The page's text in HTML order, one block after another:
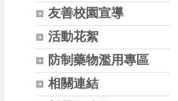
友善校園宣導
活動花絮
防制藥物濫用專區
相關連結